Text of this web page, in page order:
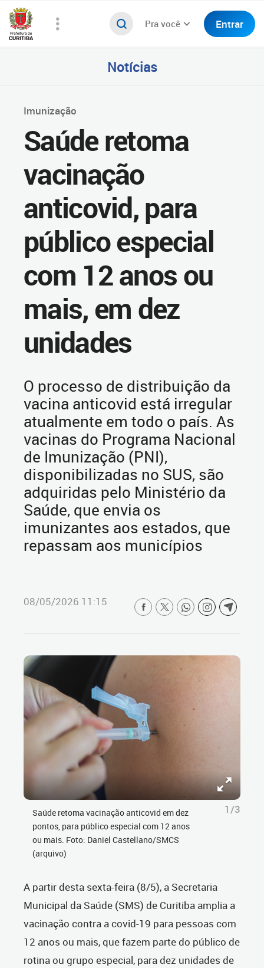
Pra você Entrar
Notícias
Imunização
Saúde retoma
vacinação
anticovid, para
público especial
com 12 anos ou
mais, em dez
unidades
O processo de distribuição da
vacina anticovid está irregular
atualmente em todo o país. As
vacinas do Programa Nacional
de Imunização (PNI),
disponibilizadas no SUS, são
adquiridas pelo Ministério da
Saúde, que envia os
imunizantes aos estados, que
repassam aos municípios
08/05/2026 11:15
Saúde retoma vacinação anticovid em dez
pontos, para público especial com 12 anos
ou mais. Foto: Daniel Castellano/SMCS
(arquivo)
1/3
A partir desta sexta-feira (8/5), a Secretaria
Municipal da Saúde (SMS) de Curitiba amplia a
vacinação contra a covid-19 para pessoas com
12 anos ou mais, que fazem parte do público de
rotina ou grupo especial, para dez unidades de